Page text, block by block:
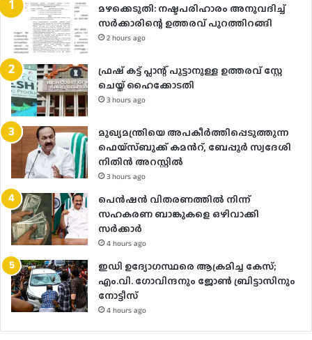
മഴക്കെടുതി: നഷ്ടപരിഹാരം അനുവദിച്ച്
സർക്കാരിന്റെ ഉത്തരവ് പുറത്തിറങ്ങി
2 hours ago
ഫ്രഷ് കട്ട് പ്ലാന്റ് പൂട്ടാനുള്ള ഉത്തരവ് സ്റ്റേ
ചെയ്ത് ഹൈക്കോടതി
3 hours ago
മുഖ്യമന്ത്രിയെ അപകീർത്തിപ്പെടുത്തുന്ന
ഫെയ്സ്ബുക്ക് കമന്‍റ്, ബേപ്പൂർ സ്വദേശി
നിതിൻ അറസ്റ്റിൽ
3 hours ago
പെൻഷൻ വിതരണത്തിൽ നിന്ന്
സഹകരണ ബാങ്കുകളെ ഒഴിവാക്കി
സർക്കാർ
4 hours ago
ഇഡി ഉദ്യോഗസ്ഥരെ ആക്രമിച്ച കേസ്;
എം.വി. ഗോവിന്ദനും ജോൺ ബ്രിട്ടാസിനും
നോട്ടീസ്
4 hours ago